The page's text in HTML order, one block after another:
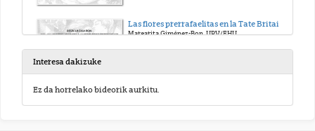
Las flores prerrafaelitas en la Tate Britain
Margarita Giménez-Bon, UPV/EHU
(Re)leer a Williams Morris
Interesa dakizuke
Ez da horrelako bideorik aurkitu.